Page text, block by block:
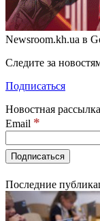
Newsroom.kh.ua в
Следите за
Подписаться
Новостная рассылка
Email *
Последние